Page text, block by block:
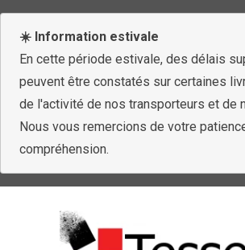
☀️ Information estivale
En cette période estivale, des délais
peuvent être constatés sur certaines
de l'activité de nos transporteurs et de
Nous vous remercions de votre
compréhension.